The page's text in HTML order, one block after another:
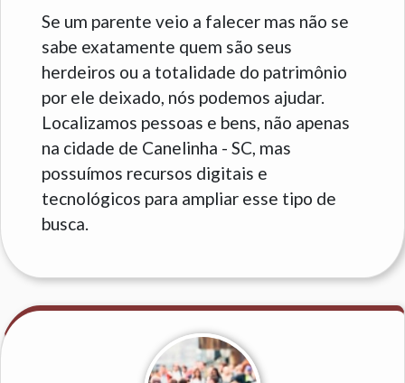
Se um parente veio a falecer mas não se
sabe exatamente quem são seus
herdeiros ou a totalidade do patrimônio
por ele deixado, nós podemos ajudar.
Localizamos pessoas e bens, não apenas
na cidade de Canelinha - SC, mas
possuímos recursos digitais e
tecnológicos para ampliar esse tipo de
busca.